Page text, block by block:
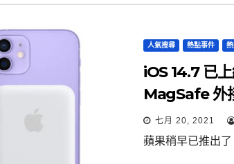
人氣搜尋 熱點事件
iOS 14.7 已
MagSafe 外
七月 20, 2021
蘋果稍早已推出